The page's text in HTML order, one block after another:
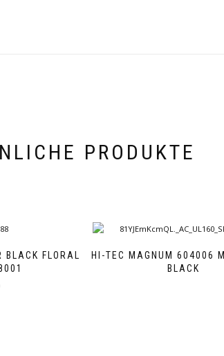
PRODUKTE
FLORAL
HI-TEC MAGNUM 604006
BLACK